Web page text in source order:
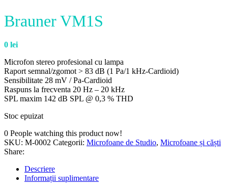
Brauner VM1S
0 lei
Microfon stereo profesional cu lampa
Raport semnal/zgomot > 83 dB (1 Pa/1 kHz-Cardioid)
Sensibilitate 28 mV / Pa-Cardioid
Raspuns la frecventa 20 Hz – 20 kHz
SPL maxim 142 dB SPL @ 0,3 % THD
Stoc epuizat
0 People watching this product now!
SKU: M-0002 Categorii: Microfoane de Studio, Microfoane și căști
Share:
Descriere
Informații suplimentare